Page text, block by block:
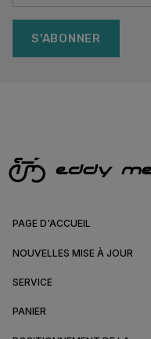
S'ABONNER
PAGE D'ACCUEIL
NOUVELLES MISE À JOUR
SERVICE
PANIER